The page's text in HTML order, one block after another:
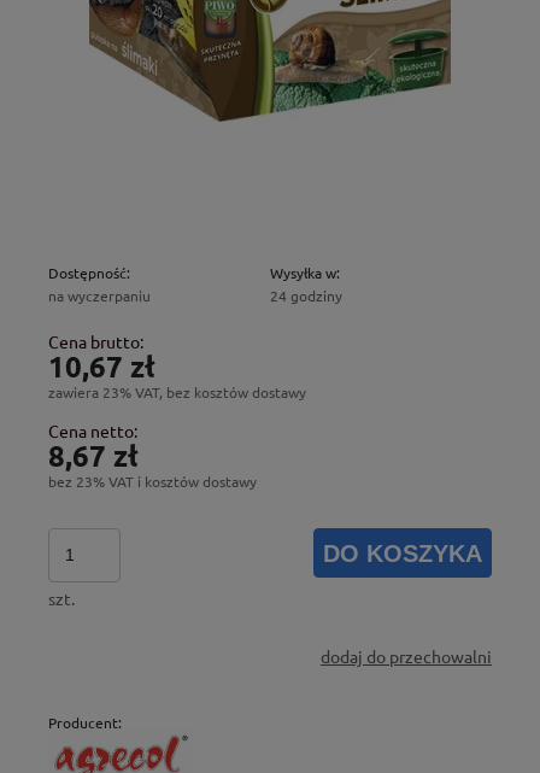
Dostępność:
na wyczerpaniu
Wysyłka w:
24 godziny
Cena brutto:
10,67 zł
zawiera 23% VAT, bez kosztów dostawy
Cena netto:
8,67 zł
bez 23% VAT i kosztów dostawy
szt.
DO KOSZYKA
dodaj do przechowalni
Producent: